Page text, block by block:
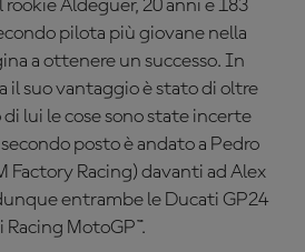
Aldeguer, 20 anni e 183
pilota più giovane nella
a ottenere un successo. In
il suo vantaggio è stato di oltre
lui le cose sono state incerte
posto è andato a Pedro
Factory Racing) davanti ad Alex
entrambe le Ducati GP24
MotoGP™.